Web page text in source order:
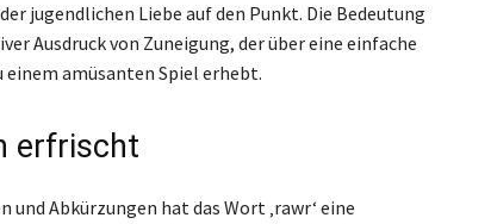
jugendlichen Liebe auf den Punkt. Die Bedeutung
Ausdruck von Zuneigung, der über eine einfache
amüsanten Spiel erhebt.
erfrischt
Abkürzungen hat das Wort ‚rawr‘ eine